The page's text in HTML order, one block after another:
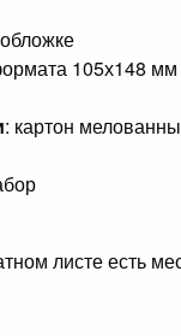
105х148
: картон
листе есть